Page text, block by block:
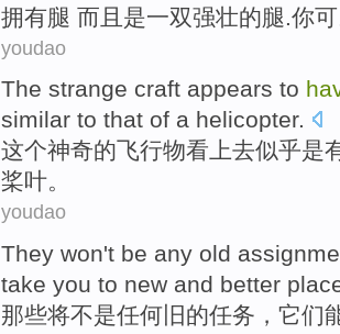
拥有腿 而且是一双强壮的腿.你
youdao
The strange craft appears to
similar to that of a helicopter.
这个神奇的飞行物看上去似乎是
桨叶。
youdao
They won't be any old
take you to new and better
那些将不是任何 旧 的任务 ， 它们